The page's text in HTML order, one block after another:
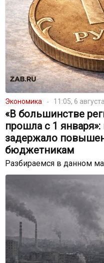
Экономика 11:05, 6 августа
«В большинстве
прошла с 1
задержало
бюджетникам
Разбираемся в данном